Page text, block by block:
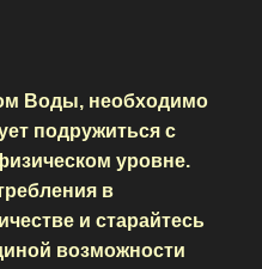
Воды, необходимо
подружиться с
уровне.
в
и старайтесь
возможности